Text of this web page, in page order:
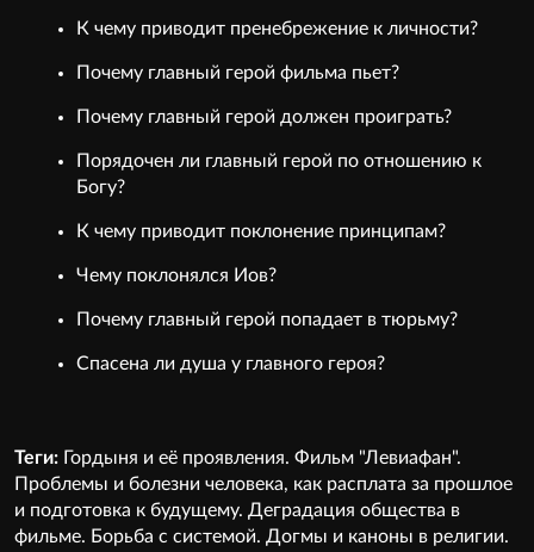
К чему приводит пренебрежение к личности?
Почему главный герой фильма пьет?
Почему главный герой должен проиграть?
Порядочен ли главный герой по отношению к
Богу?
К чему приводит поклонение принципам?
Чему поклонялся Иов?
Почему главный герой попадает в тюрьму?
Спасена ли душа у главного героя?
Теги: Гордыня и её проявления. Фильм "Левиафан".
Проблемы и болезни человека, как расплата за прошлое
и подготовка к будущему. Деградация общества в
фильме. Борьба с системой. Догмы и каноны в религии.